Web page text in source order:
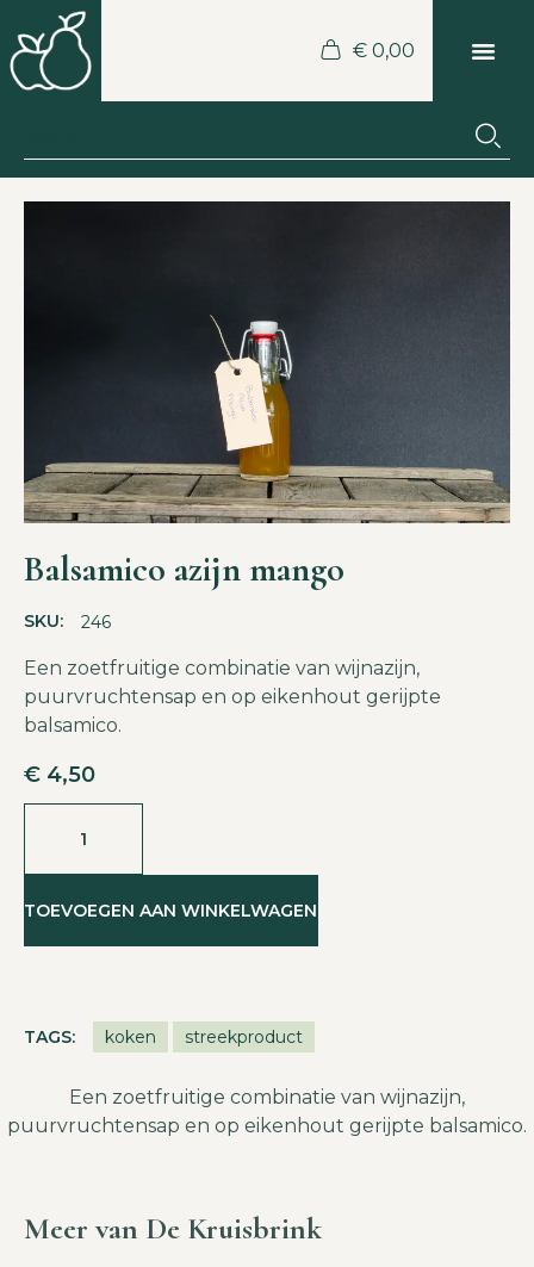
€0,00
Balsamico azijn mango
SKU: 246
Een zoetfruitige combinatie van wijnazijn,
puurvruchtensap en op eikenhout gerijpte
balsamico.
€ 4,50
TOEVOEGEN AAN WINKELWAGEN
TAGS: koken streekproduct
Een zoetfruitige combinatie van wijnazijn,
puurvruchtensap en op eikenhout gerijpte balsamico.
Meer van De Kruisbrink